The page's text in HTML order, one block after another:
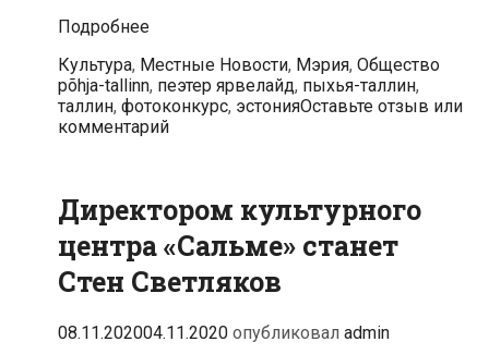
ПодробнееСтартовал
лучшие
работы
опубликуют
в
Рубрики
Культура, Местные Новости, Мэрия, Общество
põhja-tallinn, пеэтер ярвелайд, пыхья-таллин,
таллин, фотоконкурс, эстонияОставьте отзыв или
комментарий
Директором культурного
центра «Сальме» станет
Стен Светляков
08.11.202004.11.2020 опубликовал admin